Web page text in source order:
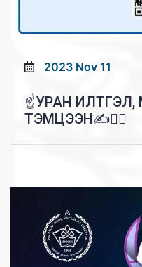
2023 Nov 11
☝️УРАН
ТЭМЦЭЭН✍🧑‍⚖️